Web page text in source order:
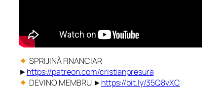
SPRIJINĂ FINANCIAR
►https://patreon.com/cristianpresura
DEVINO MEMBRU ►https://bit.ly/35Q8vXC